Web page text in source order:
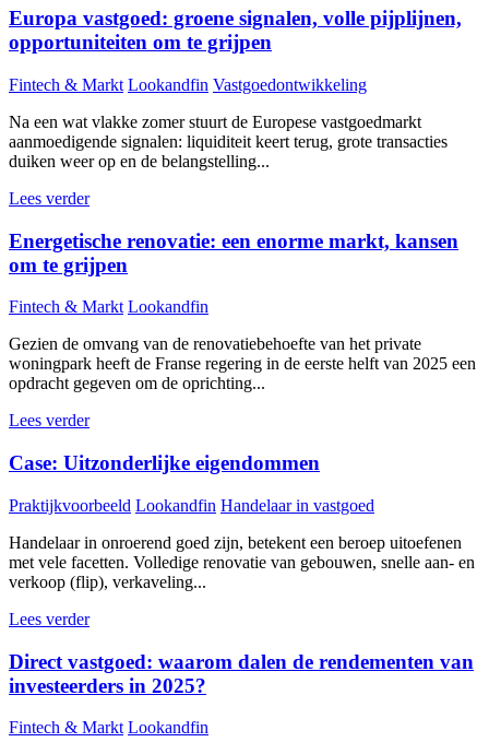
Europa vastgoed: groene signalen, volle pijplijnen,
opportuniteiten om te grijpen
Fintech & Markt Lookandfin Vastgoedontwikkeling
Na een wat vlakke zomer stuurt de Europese vastgoedmarkt
aanmoedigende signalen: liquiditeit keert terug, grote transacties
duiken weer op en de belangstelling...
Lees verder
Energetische renovatie: een enorme markt, kansen
om te grijpen
Fintech & Markt Lookandfin
Gezien de omvang van de renovatiebehoefte van het private
woningpark heeft de Franse regering in de eerste helft van 2025 een
opdracht gegeven om de oprichting...
Lees verder
Case: Uitzonderlijke eigendommen
Praktijkvoorbeeld Lookandfin Handelaar in vastgoed
Handelaar in onroerend goed zijn, betekent een beroep uitoefenen
met vele facetten. Volledige renovatie van gebouwen, snelle aan- en
verkoop (flip), verkaveling...
Lees verder
Direct vastgoed: waarom dalen de rendementen van
investeerders in 2025?
Fintech & Markt Lookandfin